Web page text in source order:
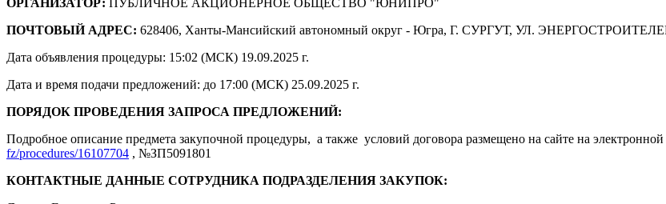
ПОЧТОВЫЙ АДРЕС: 628406, Ханты-Мансийский автономный округ - Югра, Г. СУРГУТ, УЛ.
Дата объявления процедуры: 15:02 (МСК) 19.09.2025 г.
Дата и время подачи предложений: до 17:00 (МСК) 25.09.2025 г.
ПОРЯДОК ПРОВЕДЕНИЯ ЗАПРОСА ПРЕДЛОЖЕНИЙ:
Подробное описание предмета закупочной процедуры, а также условий договора размещено на сайте на
fz/procedures/16107704 , №ЗП5091801
КОНТАКТНЫЕ ДАННЫЕ СОТРУДНИКА ПОДРАЗДЕЛЕНИЯ ЗАКУПОК: